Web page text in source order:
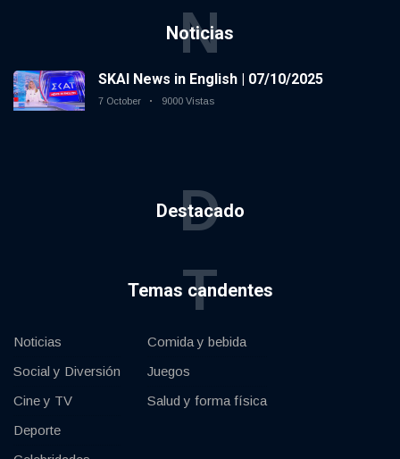
Noticias
N
SKAI News in English | 07/10/2025
7 October 9000 Vistas
Destacado
D
Temas candentes
T
Noticias
Social y Diversión
Cine y TV
Deporte
Comida y bebida
Juegos
Salud y forma física